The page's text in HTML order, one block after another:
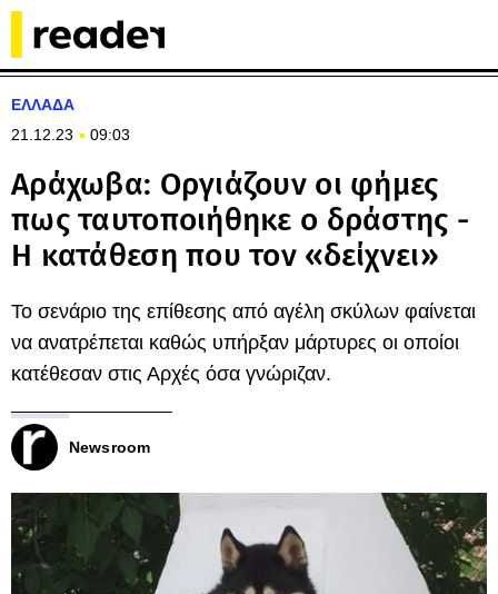
ΕΛΛΑΔΑ
21.12.23
09:03
Αράχωβα: Οργιάζουν οι φήμες
πως ταυτοποιήθηκε ο δράστης -
Η κατάθεση που τον «δείχνει»
Το σενάριο της επίθεσης από αγέλη σκύλων φαίνεται
να ανατρέπεται καθώς υπήρξαν μάρτυρες οι οποίοι
κατέθεσαν στις Αρχές όσα γνώριζαν.
Newsroom